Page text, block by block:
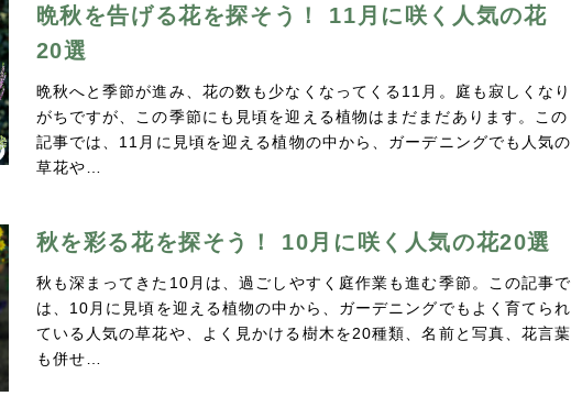
晩秋を告げる花を探そう！ 11月に咲く人気の花
20選
晩秋へと季節が進み、花の数も少なくなってくる11月。庭も寂しくなり
がちですが、この季節にも見頃を迎える植物はまだまだあります。この
記事では、11月に見頃を迎える植物の中から、ガーデニングでも人気の
草花や…
秋を彩る花を探そう！ 10月に咲く人気の花20選
秋も深まってきた10月は、過ごしやすく庭作業も進む季節。この記事で
は、10月に見頃を迎える植物の中から、ガーデニングでもよく育てられ
ている人気の草花や、よく見かける樹木を20種類、名前と写真、花言葉
も併せ…